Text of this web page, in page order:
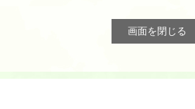
画面を閉じる